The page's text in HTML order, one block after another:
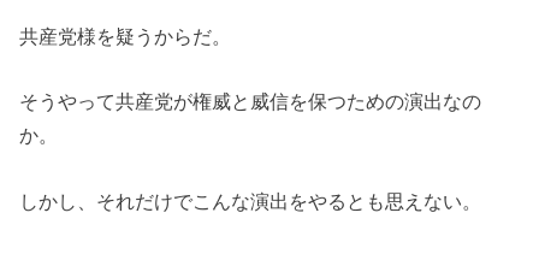
共産党様を疑うからだ。
そうやって共産党が権威と威信を保つための演出なの
か。
しかし、それだけでこんな演出をやるとも思えない。